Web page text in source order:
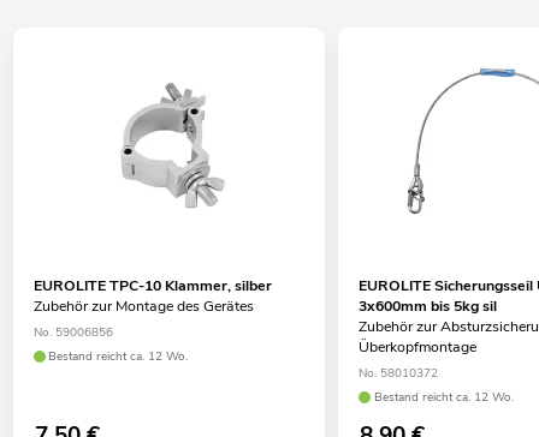
EUROLITE TPC-10 Klammer, silber
Zubehör zur Montage des Gerätes
No. 59006856
Bestand reicht ca. 12 Wo.
EUROLITE Sicherungsseil
3x600mm bis 5kg sil
Zubehör zur
Überkopfmontage
No. 58010372
Bestand reicht ca. 12 Wo.